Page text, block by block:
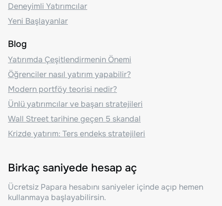
Deneyimli Yatırımcılar
Yeni Başlayanlar
Blog
Yatırımda Çeşitlendirmenin Önemi
Öğrenciler nasıl yatırım yapabilir?
Modern portföy teorisi nedir?
Ünlü yatırımcılar ve başarı stratejileri
Wall Street tarihine geçen 5 skandal
Krizde yatırım: Ters endeks stratejileri
Birkaç saniyede hesap aç
Ücretsiz Papara hesabını saniyeler içinde açıp hemen
kullanmaya başlayabilirsin.